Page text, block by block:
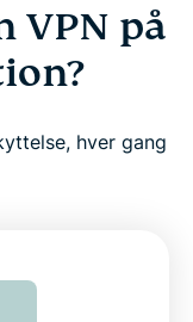
VPN på
hver gang